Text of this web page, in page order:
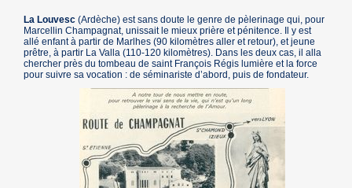
La Louvesc (Ardèche) est sans doute le genre de pèlerinage qui, pour
Marcellin Champagnat, unissait le mieux prière et pénitence. Il y est
allé enfant à partir de Marlhes (90 kilomètres aller et retour), et jeune
prêtre, à partir La Valla (110-120 kilomètres). Dans les deux cas, il alla
chercher près du tombeau de saint François Régis lumière et la force
pour suivre sa vocation : de séminariste d’abord, puis de fondateur.